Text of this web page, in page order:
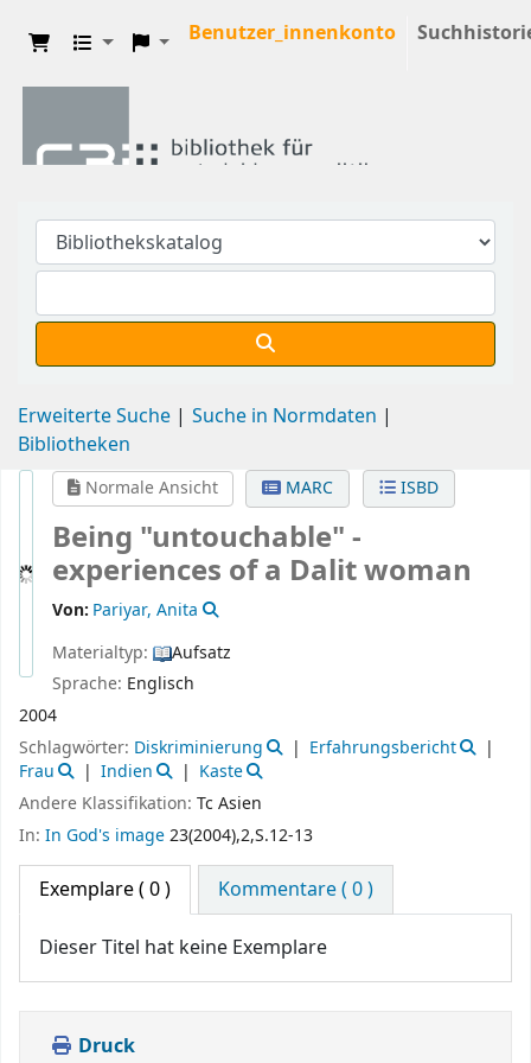
Benutzer_innenkonto
Erweiterte Suche
Suche in Normdaten
Bibliotheken
Normale Ansicht MARC ISBD
Being "untouchable" -
experiences of a Dalit woman
Von: Pariyar, Anita
Materialtyp:
Aufsatz
Sprache: Englisch
2004
Schlagwörter: Diskriminierung
Erfahrungsbericht
Frau
Indien
Kaste
Andere Klassifikation: Tc Asien
In: In God's image23(2004),2,S.12-13
Exemplare( 0 ) Kommentare ( 0 )
Dieser Titel hat keine Exemplare
Druck